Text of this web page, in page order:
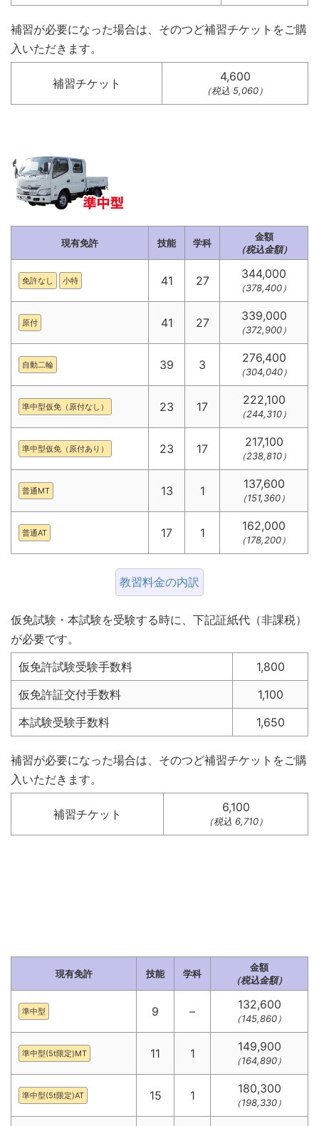
補習が必要になった場合は、そのつど補習チケットをご購
入いただきます。
補習チケット 4,600
（税込 5,060）
現有免許 技能 学科
金額
（税込金額）
免許なし 小特 41 27 344,000
（378,400）
原付 41 27 339,000
（372,900）
自動二輪 39 3 276,400
（304,040）
準中型仮免（原付なし） 23 17 222,100
（244,310）
準中型仮免（原付あり） 23 17 217,100
（238,810）
普通MT 13 1 137,600
（151,360）
普通AT 17 1 162,000
（178,200）
教習料金の内訳
仮免試験・本試験を受験する時に、下記証紙代（非課税）
が必要です。
仮免許試験受験手数料
1,800
仮免許証交付手数料
1,100
本試験受験手数料
1,650
補習が必要になった場合は、そのつど補習チケットをご購
入いただきます。
補習チケット 6,100
（税込 6,710）
現有免許 技能 学科
金額
（税込金額）
準中型 9 – 132,600
（145,860）
準中型(5t限定)MT 11 1 149,900
（164,890）
準中型(5t限定)AT 15 1 180,300
（198,330）